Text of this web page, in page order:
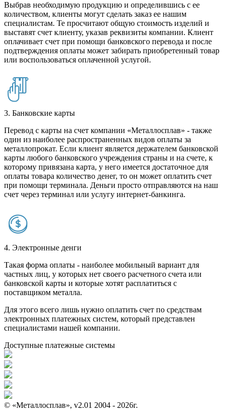
Выбрав необходимую продукцию и определившись с ее
количеством, клиенты могут сделать заказ ее нашим
специалистам. Те просчитают общую стоимость изделий и
выставят счет клиенту, указав реквизиты компании. Клиент
оплачивает счет при помощи банковского перевода и после
подтверждения оплаты может забирать приобретенный товар
или воспользоваться оплаченной услугой.
3. Банковские карты
Перевод с карты на счет компании «Металлосплав» - также
один из наиболее распространенных видов оплаты за
металлопрокат. Если клиент является держателем банковской
карты любого банковского учреждения страны и на счете, к
которому привязана карта, у него имеется достаточное для
оплаты товара количество денег, то он может оплатить счет
при помощи терминала. Деньги просто отправляются на наш
счет через терминал или услугу интернет-банкинга.
4. Электронные денги
Такая форма оплаты - наиболее мобильный вариант для
частных лиц, у которых нет своего расчетного счета или
банковской карты и которые хотят расплатиться с
поставщиком металла.
Для этого всего лишь нужно оплатить счет по средствам
электронных платежных систем, который представлен
специалистами нашей компании.
Доступные платежные системы
© «Металлосплав», v2.01 2004 - 2026г.